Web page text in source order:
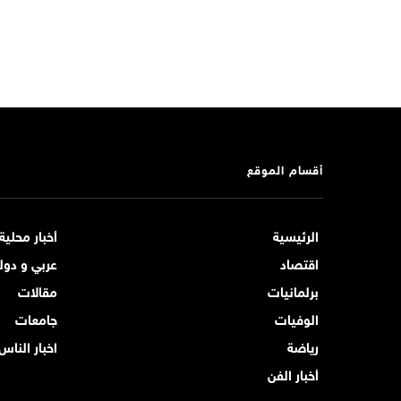
أقسام الموقع
الرئيسية
أخبار
اقتصاد
عربي و
برلمانيات
مقالات
الوفيات
جامعات
رياضة
اخبار
أخبار الفن